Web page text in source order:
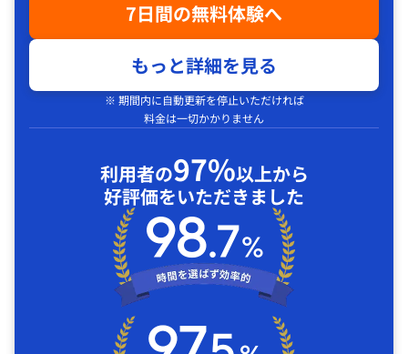
7日間の無料体験へ
もっと詳細を見る
※ 期間内に自動更新を停止いただければ
料金は一切かかりません
利用者の97%以上から
好評価をいただきました